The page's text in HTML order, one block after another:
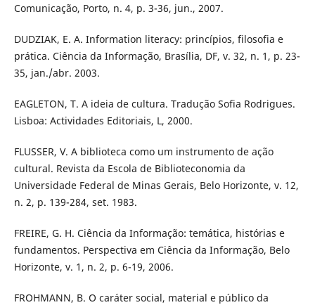
Comunicação, Porto, n. 4, p. 3-36, jun., 2007.
DUDZIAK, E. A. Information literacy: princípios, filosofia e
prática. Ciência da Informação, Brasília, DF, v. 32, n. 1, p. 23-
35, jan./abr. 2003.
EAGLETON, T. A ideia de cultura. Tradução Sofia Rodrigues.
Lisboa: Actividades Editoriais, L, 2000.
FLUSSER, V. A biblioteca como um instrumento de ação
cultural. Revista da Escola de Biblioteconomia da
Universidade Federal de Minas Gerais, Belo Horizonte, v. 12,
n. 2, p. 139-284, set. 1983.
FREIRE, G. H. Ciência da Informação: temática, histórias e
fundamentos. Perspectiva em Ciência da Informação, Belo
Horizonte, v. 1, n. 2, p. 6-19, 2006.
FROHMANN, B. O caráter social, material e público da